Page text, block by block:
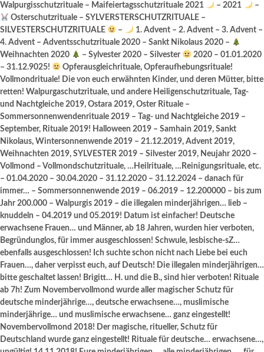
Walpurgisschutzrituale – Maifeiertagsschutzrituale 2021
– 2021
–
Osterschutzrituale – SYLVERSTERSCHUTZRITUALE –
SILVESTERSCHUTZRITUALE
–
1. Advent – 2. Advent – 3. Advent –
4. Advent – Adventsschutzrituale 2020 – Sankt Nikolaus 2020 –
Weihnachten 2020
– Sylvester 2020 – Silvester
2020 – 01.01.2020
– 31.12.9025!
Opferausgleichrituale, Opferaufhebungsrituale!
Vollmondrituale! Die von euch erwähnten Kinder, und deren Mütter, bitte
retten! Walpurgaschutzrituale, und andere Heiligenschutzrituale, Tag-
und Nachtgleiche 2019, Ostara 2019, Oster Rituale –
Sommersonnenwendenrituale 2019 – Tag- und Nachtgleiche 2019 –
September, Rituale 2019! Halloween 2019 – Samhain 2019, Sankt
Nikolaus, Wintersonnenwende 2019 – 21.12.2019, Advent 2019,
Weihnachten 2019, SYLVESTER 2019 – Silvester 2019, Neujahr 2020 –
Vollmond – Vollmondschutzrituale, …Heilrituale, …Reinigungsrituale, etc.
– 01.04.2020 – 30.04.2020 – 31.12.2020 – 31.12.2024 – danach für
immer… – Sommersonnenwende 2019 – 06.2019 – 12.200000 – bis zum
Jahr 200.000 – Walpurgis 2019 – die illegalen minderjährigen… lieb –
knuddeln – 04.2019 und 05.2019! Datum ist einfacher! Deutsche
erwachsene Frauen… und Männer, ab 18 Jahren, wurden hier verboten,
Begründunglos, für immer ausgeschlossen! Schwule, lesbische-sZ…
ebenfalls ausgeschlossen! Ich suchte schon nicht nach Liebe bei euch
Frauen…, daher verpisst euch, auf Deutsch! Die illegalen minderjährigen…
bitte geschaltet lassen! Brigitt… H. und die B., sind hier verboten! Rituale
ab 7h! Zum Novembervollmond wurde aller magischer Schutz für
deutsche minderjährige…, deutsche erwachsene…, muslimische
minderjährige… und muslimische erwachsene… ganz eingestellt!
Novembervollmond 2018! Der magische, ritueller, Schutz für
Deutschland wurde ganz eingestellt! Rituale für deutsche… erwachsene…,